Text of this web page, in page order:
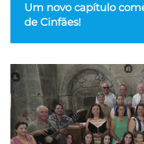
Um novo capítulo
de Cinfães!